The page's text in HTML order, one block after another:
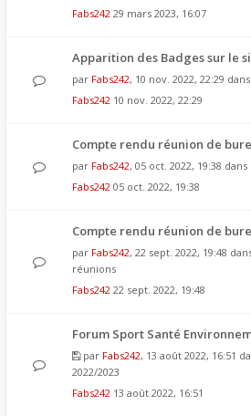
Fabs242 29 mars 2023, 16:07
Apparition des Badges sur le
par Fabs242, 10 nov. 2022, 22:29 dans
Fabs242 10 nov. 2022, 22:29
Compte rendu réunion de
par Fabs242, 05 oct. 2022, 19:38 dans
Fabs242 05 oct. 2022, 19:38
Compte rendu réunion de
par Fabs242, 22 sept. 2022, 19:48
réunions
Fabs242 22 sept. 2022, 19:48
Forum Sport Santé
par Fabs242, 13 août 2022, 16:51
2022/2023
Fabs242 13 août 2022, 16:51